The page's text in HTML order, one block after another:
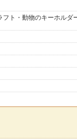
ト・動物のキーホルダ